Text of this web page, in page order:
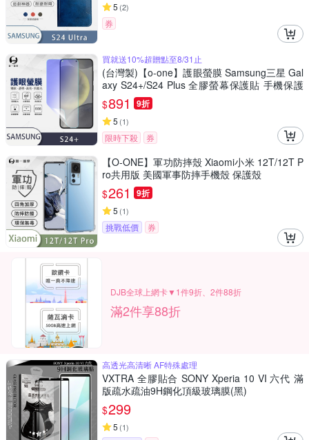
5 (2)
券
買就送10%超贈點至8/31止
(台灣製)【o-one】護眼螢膜 Samsung三星 Gal
axy S24+/S24 Plus 全膠螢幕保護貼 手機保護
貼
$891 9折
5 (1)
限時下殺 券
【O-ONE】軍功防摔殼 Xiaomi小米 12T/12T P
ro共用版 美國軍事防摔手機殼 保護殼
$261 9折
5 (1)
挑戰低價 券
DJB全球上網卡▼1件9折、2件88折
滿2件享88折
高透光高清晰 AF特殊處理
VXTRA 全膠貼合 SONY Xperia 10 VI 六代 滿
版疏水疏油9H鋼化頂級玻璃膜(黑)
$299
5 (1)